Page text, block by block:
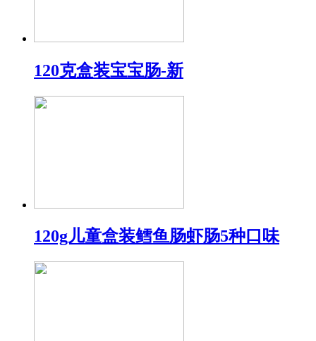
120克盒装宝宝肠-新
120g儿童盒装鳕鱼肠虾肠5种口味